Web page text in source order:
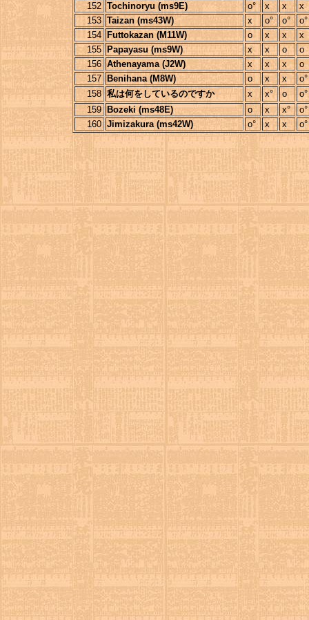
152 Tochinoryu (ms9E) o° x x
x
153 Taizan (ms43W) x o° o°
o°
154
Futtokazan (M11W) o x x
x
155
Papayasu (ms9W) x x o
o
156 Athenayama (J2W) x x x
o
157
Benihana (M8W) o x x
o°
158 私は何をしているのですか x x° o
o°
159
Bozeki (ms48E) o x x°
o°
160 Jimizakura (ms42W) o° x x o°